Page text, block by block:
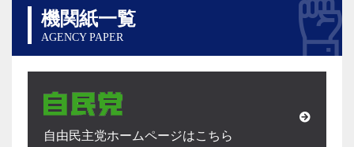
機関紙一覧
AGENCY PAPER
自由民主党ホームページはこちら